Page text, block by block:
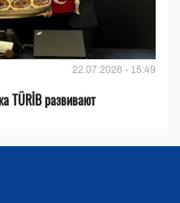
22.07.2026 - 15:49
TÜRİB развивают